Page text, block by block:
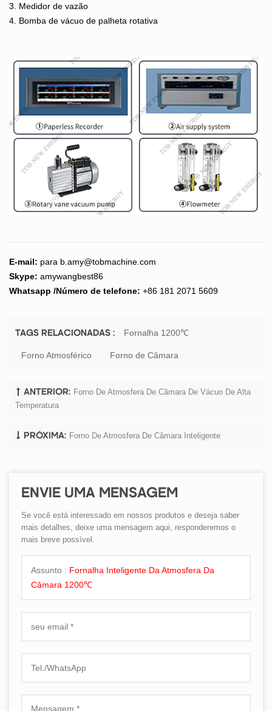
3. Medidor de vazão
4. Bomba de vácuo de palheta rotativa
E-mail: para b.amy@tobmachine.com
Skype: amywangbest86
Whatsapp /Número de telefone: +86 181 2071 5609
TAGS RELACIONADAS : Fornalha 1200℃
Forno Atmosférico Forno de Câmara
ANTERIOR: Forno De Atmosfera De Câmara De Vácuo De Alta
Temperatura
PRÓXIMA: Forno De Atmosfera De Câmara Inteligente
ENVIE UMA MENSAGEM
Se você está interessado em nossos produtos e deseja saber
mais detalhes, deixe uma mensagem aqui, responderemos o
mais breve possível.
Assunto : Fornalha Inteligente Da Atmosfera Da
Câmara 1200℃